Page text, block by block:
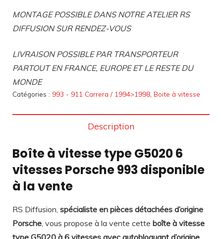
MONTAGE POSSIBLE DANS NOTRE ATELIER RS
DIFFUSION SUR RENDEZ-VOUS
LIVRAISON POSSIBLE PAR TRANSPORTEUR
PARTOUT EN FRANCE, EUROPE ET LE RESTE DU
MONDE
Catégories : 993 - 911 Carrera / 1994>1998 Boite à vitesse
Description
Boîte à vitesse type G5020 6
vitesses Porsche 993 disponible
à la vente
RS Diffusion, spécialiste en pièces détachées d’origine
Porsche , vous propose à la vente cette boîte à vitesse
type G5020 à 6 vitesses avec autobloquant d’origine